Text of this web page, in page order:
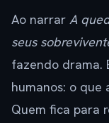
Ao narrar A
seus
fazendo drama.
humanos: o que
Quem fica para